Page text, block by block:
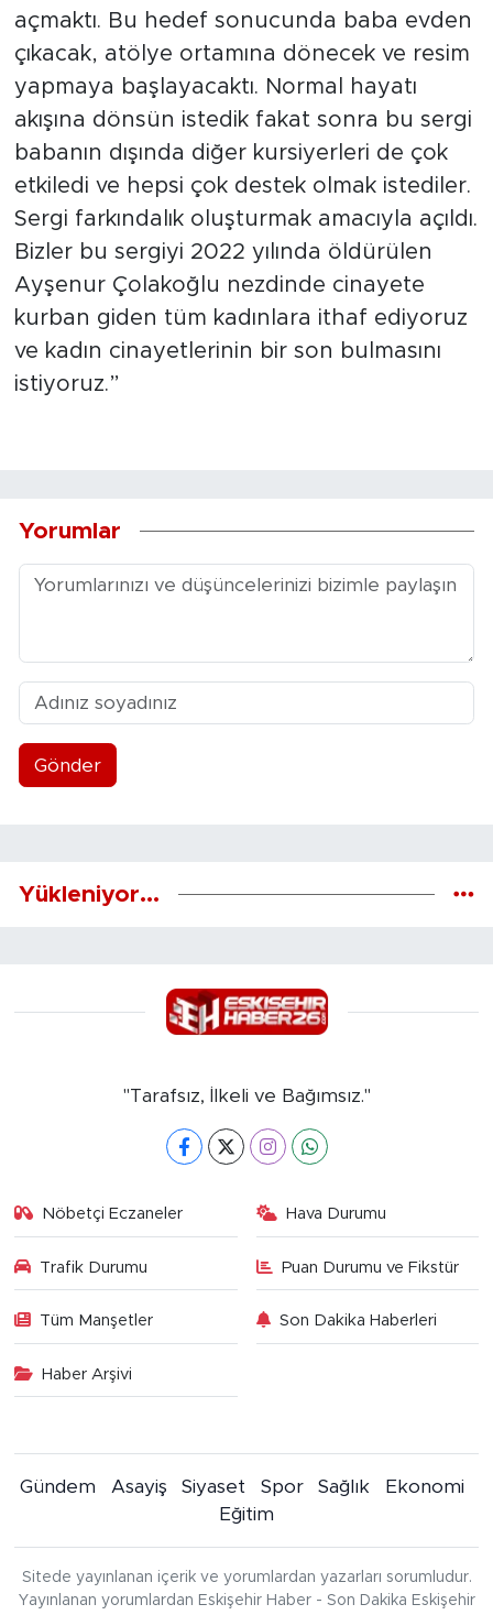
açmaktı. Bu hedef sonucunda baba evden
çıkacak, atölye ortamına dönecek ve resim
yapmaya başlayacaktı. Normal hayatı
akışına dönsün istedik fakat sonra bu sergi
babanın dışında diğer kursiyerleri de çok
etkiledi ve hepsi çok destek olmak istediler.
Sergi farkındalık oluşturmak amacıyla açıldı.
Bizler bu sergiyi 2022 yılında öldürülen
Ayşenur Çolakoğlu nezdinde cinayete
kurban giden tüm kadınlara ithaf ediyoruz
ve kadın cinayetlerinin bir son bulmasını
istiyoruz.”
Yorumlar
Gönder
Yükleniyor...
"Tarafsız, İlkeli ve Bağımsız."
Nöbetçi Eczaneler Hava Durumu
Trafik Durumu Puan Durumu ve Fikstür
Tüm Manşetler Son Dakika Haberleri
Haber Arşivi
Gündem Asayiş Siyaset Spor Sağlık
Ekonomi
Eğitim
Sitede yayınlanan içerik ve yorumlardan yazarları sorumludur.
Yayınlanan yorumlardan Eskişehir Haber - Son Dakika Eskişehir